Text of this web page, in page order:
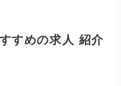
すめの求人 紹介